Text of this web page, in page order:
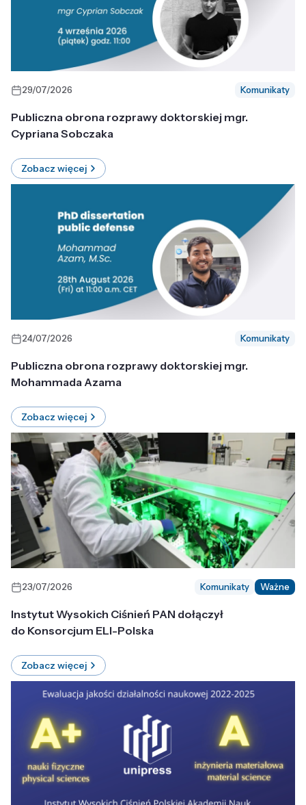
29/07/2026 Komunikaty
Publiczna obrona rozprawy doktorskiej mgr.
Cypriana Sobczaka
Zobacz więcej
24/07/2026 Komunikaty
Publiczna obrona rozprawy doktorskiej mgr.
Mohammada Azama
Zobacz więcej
23/07/2026 Komunikaty Ważne
Instytut Wysokich Ciśnień PAN dołączył
do Konsorcjum ELI-Polska
Zobacz więcej